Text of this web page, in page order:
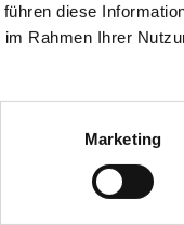
diese
Rahmen Ihrer
Marketing